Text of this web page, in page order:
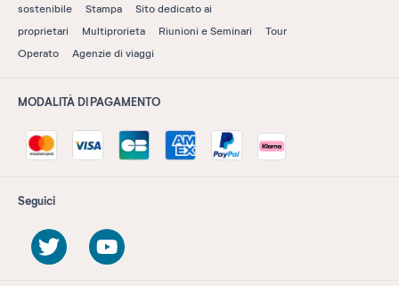
sostenibile
Stampa
Sito dedicato ai
proprietari
Multiprorieta Riunioni e Seminari
Tour
Operato
Agenzie di viaggi
MODALITÀ DI PAGAMENTO
Seguici